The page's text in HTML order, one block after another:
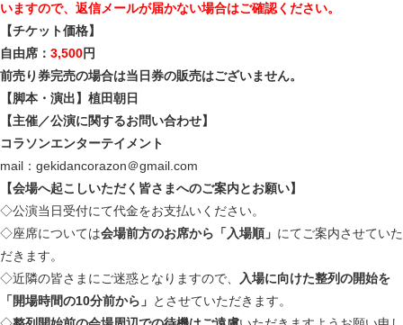
いますので、返信メールが届かない場合はご確認ください。
【チケット価格】
自由席： 3,500円
前売り券完売の場合は当日券の販売はございません。
【脚本・演出】植田朝日
【主催／公演に関するお問い合わせ】
コラソンエンターテイメント
mail：gekidancorazon＠gmail.com
【会場へ起こしいただく皆さまへのご案内とお願い】
◇公演当日受付にて代金をお支払いください。
◇座席については会場前方のお席から「入場順」 にてご案内させていた
だきます。
◇近隣の皆さまにご迷惑となりますので、
入場に向けた整列の開始を
「開場時間の10分前から」 とさせていただきます。